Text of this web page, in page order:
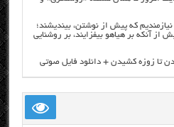
که پیش از نوشتن، بیندیشند؛
آنکه بر هیاهو بیفزایند، بر روشنایی
تا زوزه کشیدن + دانلود فایل صوتی